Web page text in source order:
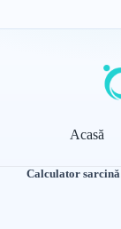
Acasă
Calculator sarcină